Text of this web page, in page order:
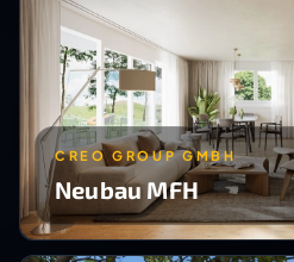
CREO GROUP GMBH
Neubau MFH